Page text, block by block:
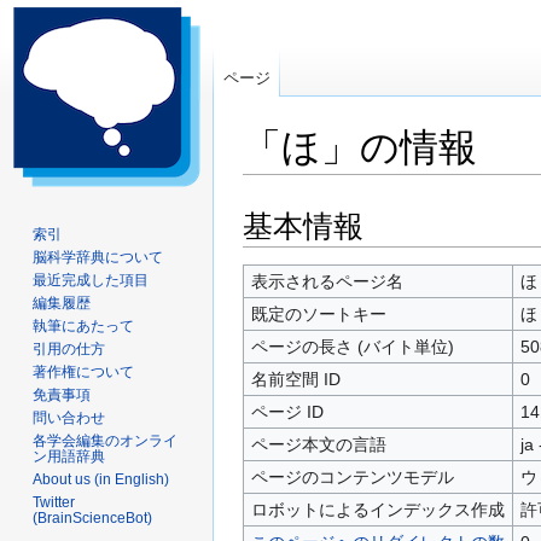
「ほ」の情報
ナ
ビ
ゲ
ー
シ
ョ
ン
移
動
検
索
に
移
動
基本情報
表示されるページ名
ほ
既定のソートキー
ほ
ページの長さ (バイト単位)
名前空間 ID
0
ページ ID
ページ本文の言語
ja
ページのコンテンツモデル
ウ
ロボットによるインデックス作成
許
ページ
索引
脳科学辞典について
最近完成した項目
編集履歴
執筆にあたって
引用の仕方
著作権について
免責事項
問い合わせ
各学会編集のオンライ
ン用語辞典
About us (in English)
Twitter
(BrainScienceBot)